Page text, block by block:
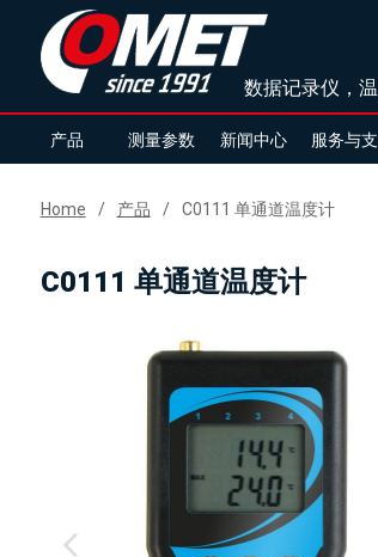
数据记录仪，
产品 测量参数 新闻中心 服务与
Home 产品 C0111 单通道温度计
C0111 单通道温度计